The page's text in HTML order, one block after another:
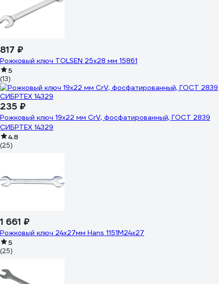
817 ₽
Рожковый ключ TOLSEN 25x28 мм 15861
5
(13)
235 ₽
Рожковый ключ 19х22 мм CrV, фосфатированный, ГОСТ 2839
СИБРТЕХ 14329
4.8
(25)
1 661 ₽
Рожковый ключ 24х27мм Hans 1151M24х27
5
(25)